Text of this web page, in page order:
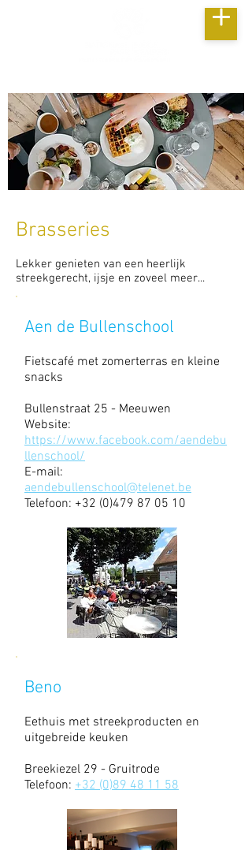
Brasseries
Lekker genieten van een heerlijk
streekgerecht, ijsje en zoveel meer...
Aen de Bullenschool
Fietscafé met zomerterras en kleine
snacks
Bullenstraat 25 - Meeuwen
Website:
https://www.facebook.com/aendebu
llenschool/
E-mail:
aendebullenschool@telenet.be
Telefoon: +32 (0)479 87 05 10
Beno
Eethuis met streekproducten en
uitgebreide keuken
Breekiezel 29 - Gruitrode
Telefoon: +32 (0)89 48 11 58